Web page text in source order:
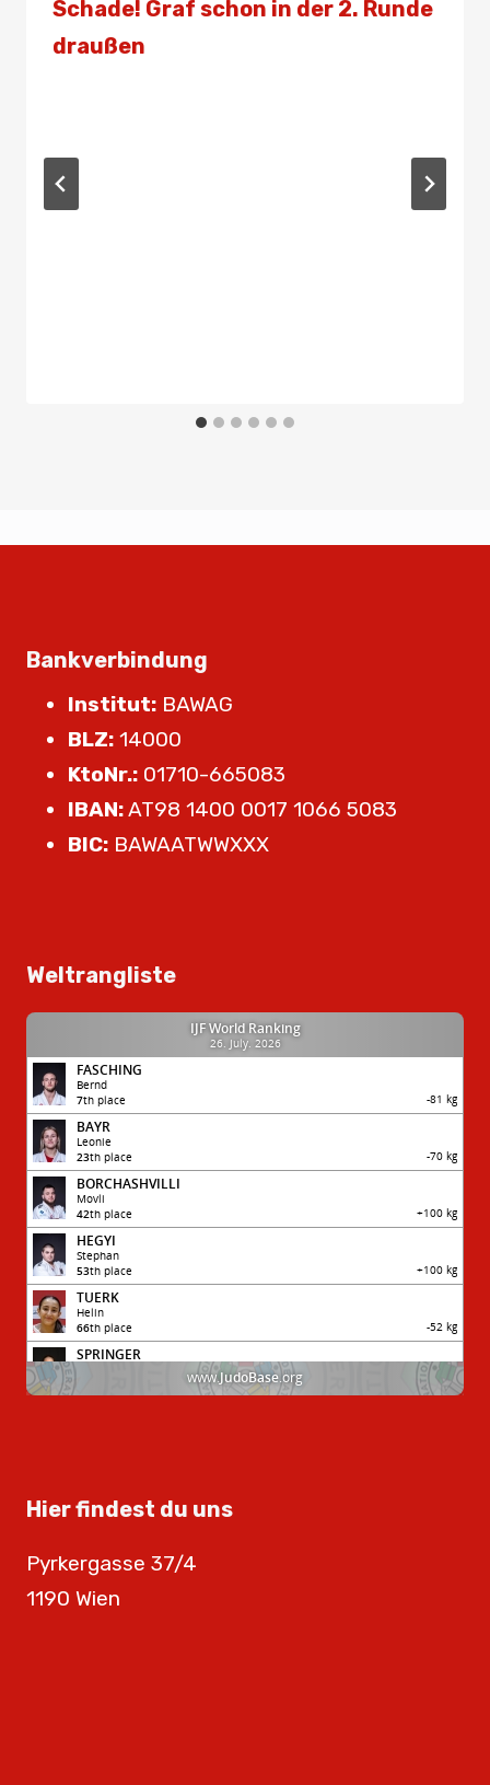
Schade! Graf schon in der 2. Runde
draußen
Bankverbindung
Institut: BAWAG
BLZ: 14000
KtoNr.: 01710-665083
IBAN:AT98 1400 0017 1066 5083
BIC: BAWAATWWXXX
Weltrangliste
Hier findest du uns
Pyrkergasse 37/4
1190 Wien